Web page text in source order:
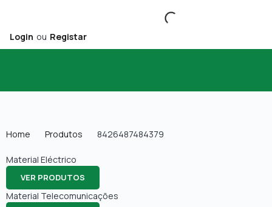
Login ou Registar
Home Produtos 8426487484379
Material Eléctrico
VER PRODUTOS
Material Telecomunicações